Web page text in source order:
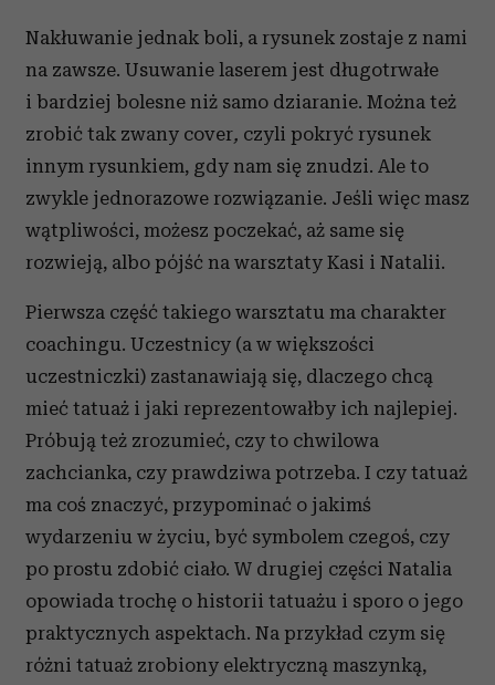
Nakłuwanie jednak boli, a rysunek zostaje z nami
na zawsze. Usuwanie laserem jest długotrwałe
i bardziej bolesne niż samo dziaranie. Można też
zrobić tak zwany cover, czyli pokryć rysunek
innym rysunkiem, gdy nam się znudzi. Ale to
zwykle jednorazowe rozwiązanie. Jeśli więc masz
wątpliwości, możesz poczekać, aż same się
rozwieją, albo pójść na warsztaty Kasi i Natalii.
Pierwsza część takiego warsztatu ma charakter
coachingu. Uczestnicy (a w większości
uczestniczki) zastanawiają się, dlaczego chcą
mieć tatuaż i jaki reprezentowałby ich najlepiej.
Próbują też zrozumieć, czy to chwilowa
zachcianka, czy prawdziwa potrzeba. I czy tatuaż
ma coś znaczyć, przypominać o jakimś
wydarzeniu w życiu, być symbolem czegoś, czy
po prostu zdobić ciało. W drugiej części Natalia
opowiada trochę o historii tatuażu i sporo o jego
praktycznych aspektach. Na przykład czym się
różni tatuaż zrobiony elektryczną maszynką,